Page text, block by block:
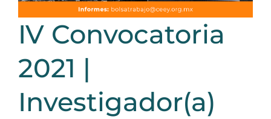
IV Convocatoria
2021 |
Investigador(a)